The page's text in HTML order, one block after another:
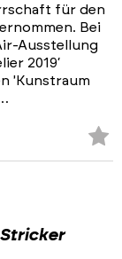
für den
Bei
Ausstellung
2019‘
'Kunstraum
Stricker